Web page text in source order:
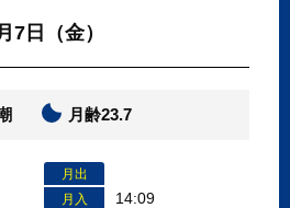
7日（金）
月齢23.7
月出
月入
14:09